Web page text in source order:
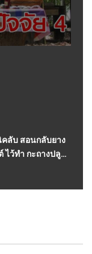
คลับ สอนกลับยาง
ไว้ทำ กะถางปลูก
าที